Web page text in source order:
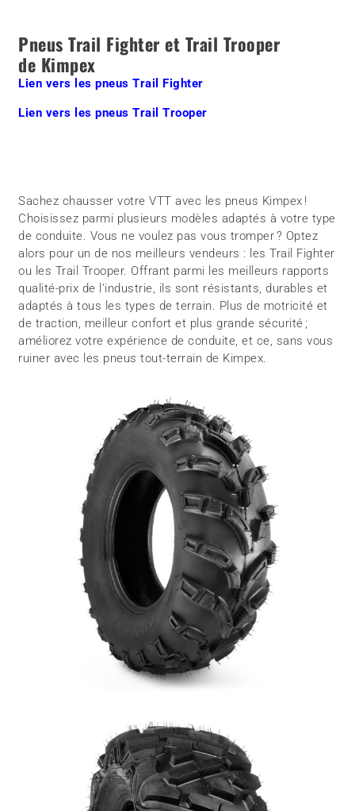
Pneus Trail Fighter et Trail Trooper
de Kimpex
Lien vers les pneus Trail Fighter
Lien vers les pneus Trail Trooper
Sachez chausser votre VTT avec les pneus Kimpex !
Choisissez parmi plusieurs modèles adaptés à votre type
de conduite. Vous ne voulez pas vous tromper ? Optez
alors pour un de nos meilleurs vendeurs : les Trail Fighter
ou les Trail Trooper. Offrant parmi les meilleurs rapports
qualité-prix de l’industrie, ils sont résistants, durables et
adaptés à tous les types de terrain. Plus de motricité et
de traction, meilleur confort et plus grande sécurité ;
améliorez votre expérience de conduite, et ce, sans vous
ruiner avec les pneus tout-terrain de Kimpex.